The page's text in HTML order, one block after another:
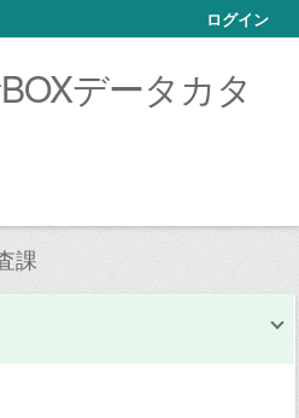
ログイン
データカタ
課